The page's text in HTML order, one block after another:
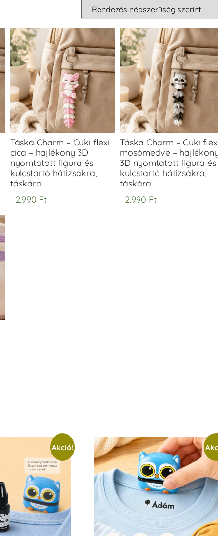
Táska Charm – Cuki flexi
cica – hajlékony 3D
nyomtatott figura és
kulcstartó hátizsákra,
táskára
2.990 Ft
Táska Charm – Cuki
mosómedve –
3D nyomtatott figura és
kulcstartó hátizsákra,
táskára
2.990 Ft
Akció!